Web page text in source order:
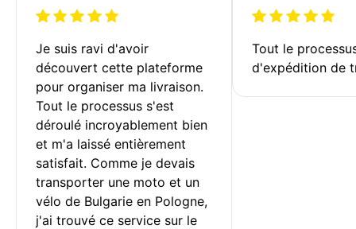
Je suis ravi d'avoir
découvert cette plateforme
pour organiser ma livraison.
Tout le processus s'est
déroulé incroyablement bien
et m'a laissé entièrement
satisfait. Comme je devais
transporter une moto et un
vélo de Bulgarie en Pologne,
j'ai trouvé ce service sur le
Tout le
d'expédition de